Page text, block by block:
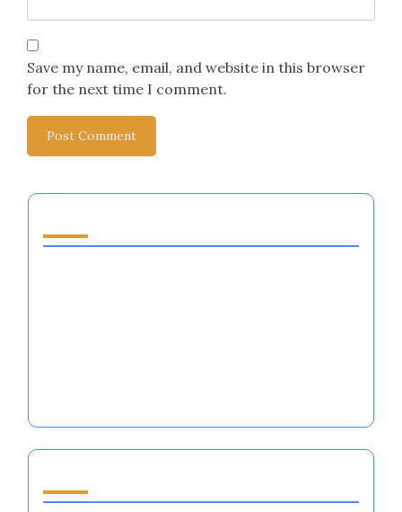
Save my name, email, and website in this browser
for the next time I comment.